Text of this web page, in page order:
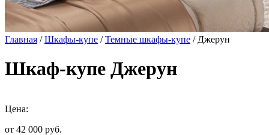
Главная /Шкафы-купе /Темные шкафы-купе / Джерун
Шкаф-купе Джерун
Цена:
от 42 000 руб.